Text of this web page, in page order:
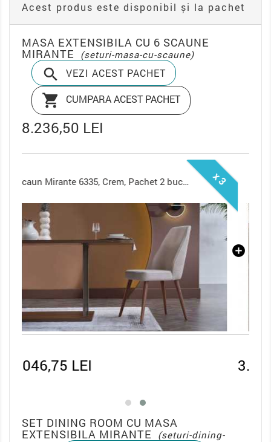
Acest produs este disponibil și la pachet
MASA EXTENSIBILA CU 6 SCAUNE
MIRANTE (seturi-masa-cu-scaune)
 VEZI ACEST PACHET
 CUMPARA ACEST PACHET
8.236,50 LEI
Masa Extensibila Mirante
3.189,75 LEI
SET DINING ROOM CU MASA
EXTENSIBILA MIRANTE
(seturi-dining-